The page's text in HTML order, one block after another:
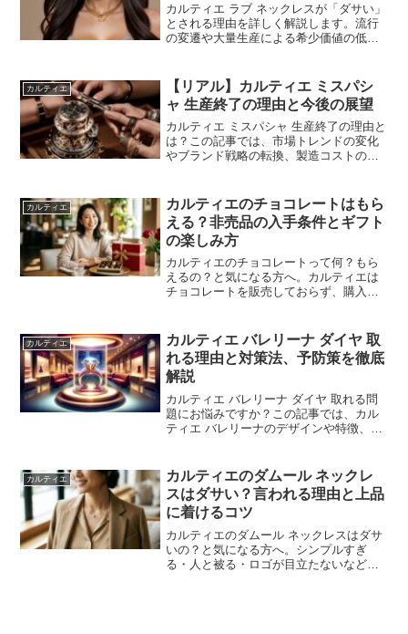
カルティエ ラブ ネックレスが「ダサい」
とされる理由を詳しく解説します。流行
の変遷や大量生産による希少価値の低下
実を知り、カルティエ ラブ ネックレスの
価値を再評価するための情報が満載で
す。
カルティエ
【リアル】カルティエ ミスパシ
ャ 生産終了の理由と今後の展望
カルティエ ミスパシャ 生産終了の理由と
は？この記事では、市場トレンドの変化
やブランド戦略の転換、製造コストの上
やコレクター価値についても詳しく解説
し、今後の展望を考察します。
カルティエ
カルティエのチョコレートはもら
える？非売品の入手条件とギフト
の楽しみ方
カルティエのチョコレートって何？もら
えるの？と気になる方へ。カルティエは
チョコレートを販売しておらず、購入時
入れる条件や、バレンタインのギフトと
してジュエリーを楽しむ考え方、チョコ
レート色の時計まで、上品な楽しみ方を
まとめました。
カルティエ
カルティエ バレリーナ ダイヤ 取
れる理由と対策法、予防策を徹底
解説
カルティエ バレリーナ ダイヤ 取れる問
題にお悩みですか？この記事では、カル
ティエ バレリーナのデザインや特徴、ダ
た場合の対処法や修理手順、カルティエ
のアフターサービスと保証内容について
も紹介。結婚指輪やゴールドリングの選
び方に迷っている方必見の情報が満載で
す。
カルティエ
カルティエのダムール ネックレ
スはダサい？言われる理由と上品
に着けるコツ
カルティエのダムール ネックレスはダサ
いの？と気になる方へ。シンプルすぎ
る・人と被る・ロゴが目立たないなど、